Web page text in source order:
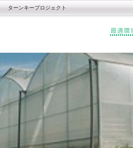
ターンキープロジェクト